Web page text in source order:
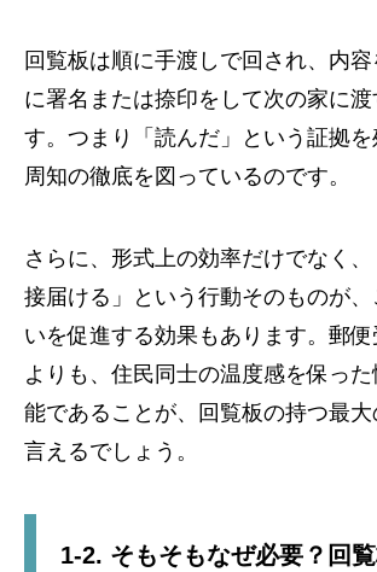
回覧板は順に手渡しで回され、内容
に署名または捺印をして次の家に
す。つまり「読んだ」という証拠を
周知の徹底を図っているのです。
さらに、形式上の効率だけでなく
接届ける」という行動そのものが
いを促進する効果もあります。郵
よりも、住民同士の温度感を保っ
能であることが、回覧板の持つ最
言えるでしょう。
1-2. そもそもなぜ必要？回